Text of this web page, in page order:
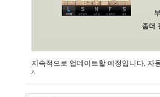
지속적으로 업데이트할 예정입니다. 자
^